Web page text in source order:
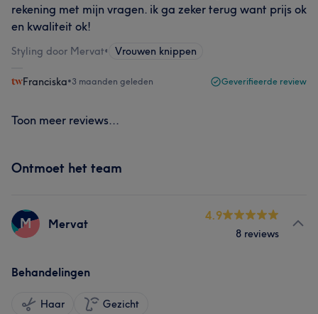
rekening met mijn vragen. ik ga zeker terug want prijs ok
en kwaliteit ok!
Styling door Mervat• Vrouwen knippen
Franciska•3 maanden geleden Geverifieerde review
Toon meer reviews...
Ontmoet het team
M Mervat
4.9
8 reviews
Behandelingen
Haar Gezicht